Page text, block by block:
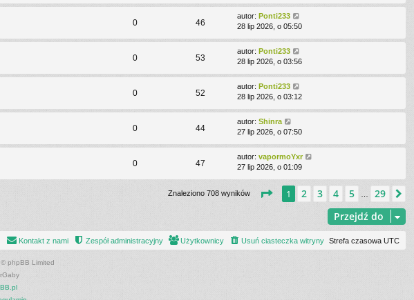
0 46
autor: Ponti233
28 lip 2026, o 05:50
0 53
autor: Ponti233
28 lip 2026, o 03:56
0 52
autor: Ponti233
28 lip 2026, o 03:12
0 44
autor: Shinra
27 lip 2026, o 07:50
0 47
autor: vapormoYxr
27 lip 2026, o 01:09
Znaleziono 708 wyników Strona z 29
1 2 3 4 5 … 29
Przejdź do
Strefa czasowa UTC
Usuń ciasteczka witryny
Użytkownicy
Zespół administracyjny
Kontakt z nami
phpBB Limited